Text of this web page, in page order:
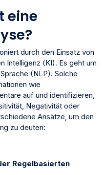
eine
durch den Einsatz von
Intelligenz (KI). Es geht um
(NLP). Solche
wie
auf und identifizieren,
Negativität oder
Ansätze, um den
zu deuten:
Regelbasierten